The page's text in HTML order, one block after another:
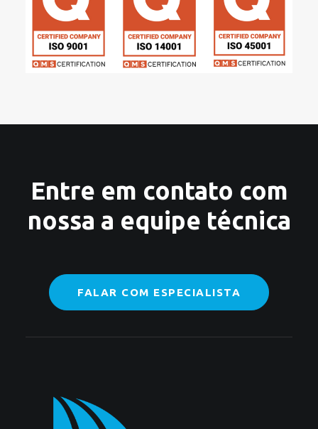
Entre em contato com
nossa a equipe técnica
FALAR COM ESPECIALISTA